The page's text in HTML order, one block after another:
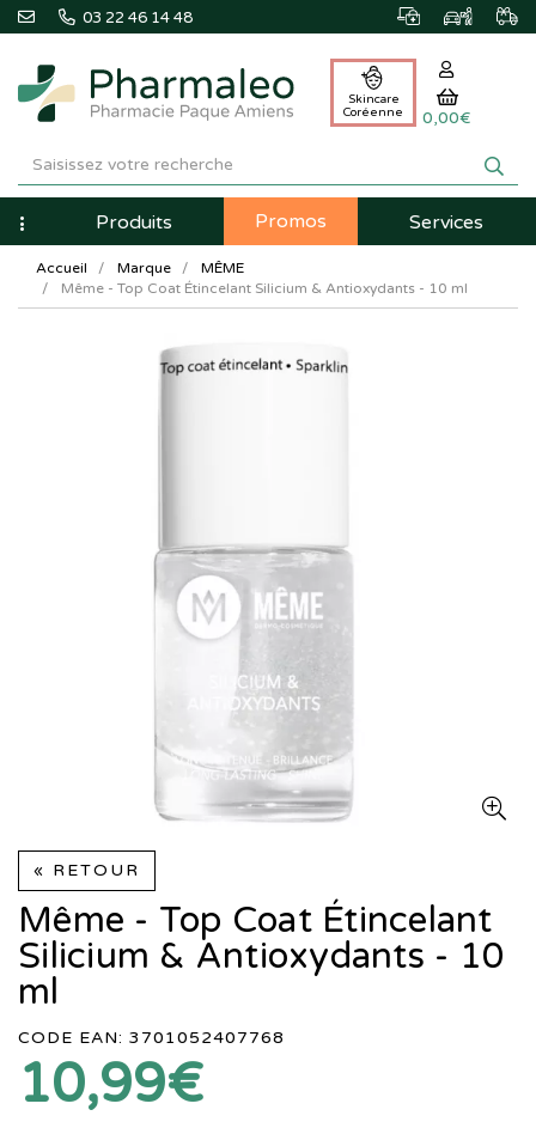
03 22 46 14 48
Pharmaleo
Pharmacie
Paque
Amiens
Skincare
Coréenne
0,00€
NavigationProduits Promos Services
Accueil Marque
MÊME
Même - Top Coat Étincelant Silicium & Antioxydants - 10 ml
« RETOUR
Même - Top Coat Étincelant
Silicium & Antioxydants - 10
ml
CODE EAN: 3701052407768
10,99€